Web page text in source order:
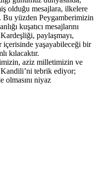
olduğu mesajlara, ilkelere
Bu yüzden Peygamberimizin
kuşatıcı mesajlarını
paylaşmayı,
içerisinde yaşayabileceği bir
kılacaktır.
aziz milletimizin ve
tebrik ediyor;
olmasını niyaz